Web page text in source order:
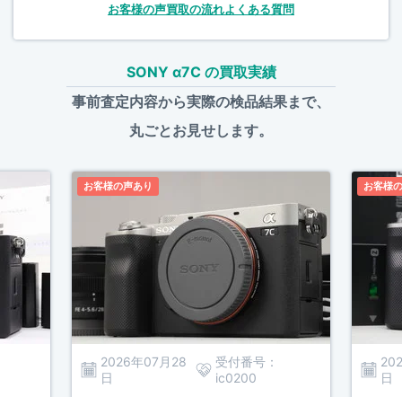
お客様の声買取の流れよくある質問
SONY α7C の買取実績
事前査定内容から実際の検品結果まで、
丸ごとお見せします。
お客様の声あり
2026年07月28
日
受付番号：
ic0200
お客様
日